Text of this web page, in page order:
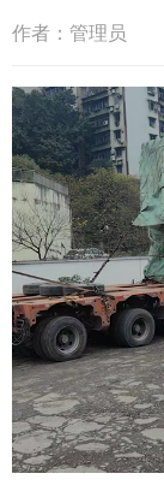
作者：管理员